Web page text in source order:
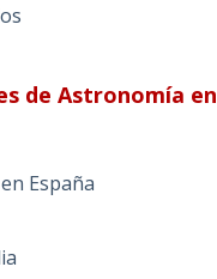
de Astronomía en
España